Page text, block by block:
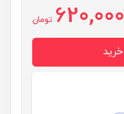
620,000 تومان